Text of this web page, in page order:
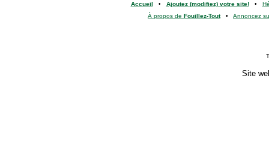
Accueil • Ajoutez (modifiez) votre site!•
À propos de Fouillez-Tout• Annoncez
Site